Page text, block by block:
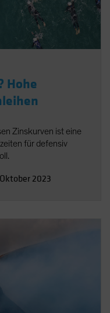
Hohe
Zinskurven ist eine
für defensiv
2023